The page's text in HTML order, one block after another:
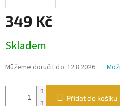
349 Kč
cena:
Skladem
Můžeme doručit do: 12.8.2026
Přidat do košíku